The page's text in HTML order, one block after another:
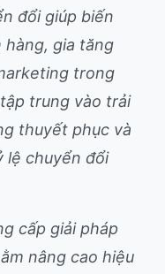
đổi giúp biến
gia tăng
trong
trung vào trải
thuyết phục và
lệ chuyển đổi
cấp giải pháp
nâng cao hiệu